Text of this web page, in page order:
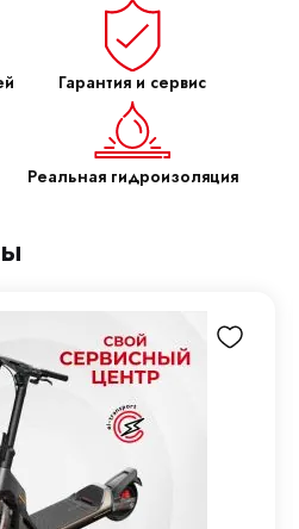
Гарантия и сервис
Реальная гидроизоляция